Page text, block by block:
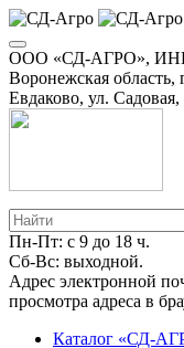
ООО «СД-АГРО», ИНН/
Воронежская
Евдаково, ул. Садовая,
Пн-Пт: с 9 до 18 ч.
Сб-Вс: выходной.
8-800-100-34-01
Адрес электронной